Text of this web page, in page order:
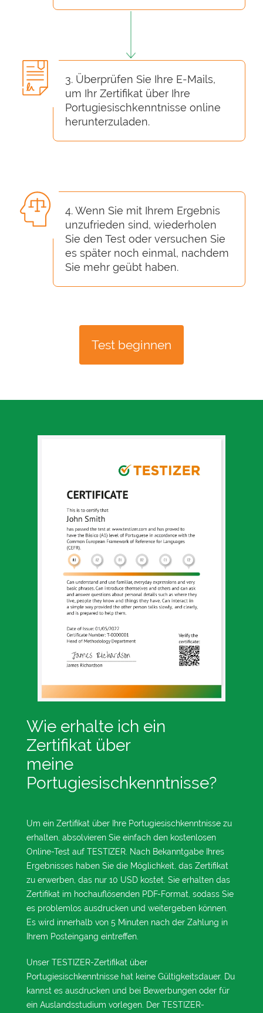
3. Überprüfen Sie Ihre E-Mails,
um Ihr Zertifikat über Ihre
Portugiesischkenntnisse online
herunterzuladen.
4. Wenn Sie mit Ihrem Ergebnis
unzufrieden sind, wiederholen
Sie den Test oder versuchen Sie
es später noch einmal, nachdem
Sie mehr geübt haben.
Test beginnen
Wie erhalte ich ein
Zertifikat über
meine
Portugiesischkenntnisse?
Um ein Zertifikat über Ihre Portugiesischkenntnisse zu
erhalten, absolvieren Sie einfach den kostenlosen
Online-Test auf TESTIZER. Nach Bekanntgabe Ihres
Ergebnisses haben Sie die Möglichkeit, das Zertifikat
zu erwerben, das nur 10 USD kostet. Sie erhalten das
Zertifikat im hochauflösenden PDF-Format, sodass Sie
es problemlos ausdrucken und weitergeben können.
Es wird innerhalb von 5 Minuten nach der Zahlung in
Ihrem Posteingang eintreffen.
Unser TESTIZER-Zertifikat über
Portugiesischkenntnisse hat keine Gültigkeitsdauer. Du
kannst es ausdrucken und bei Bewerbungen oder für
ein Auslandsstudium vorlegen. Der TESTIZER-